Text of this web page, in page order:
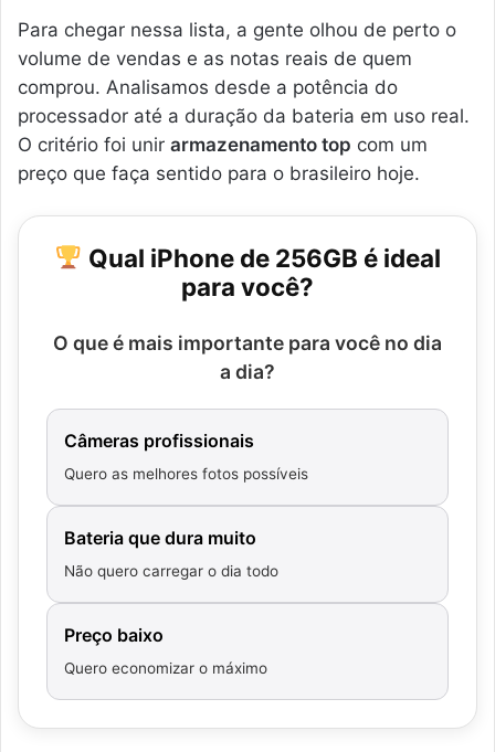
Para chegar nessa lista, a gente olhou de perto o
volume de vendas e as notas reais de quem
comprou. Analisamos desde a potência do
processador até a duração da bateria em uso real.
O critério foi unir armazenamento top com um
preço que faça sentido para o brasileiro hoje.
Qual iPhone de 256GB é ideal
para você?
O que é mais importante para você no dia
a dia?
Câmeras profissionais
Quero as melhores fotos possíveis
Bateria que dura muito
Não quero carregar o dia todo
Preço baixo
Quero economizar o máximo